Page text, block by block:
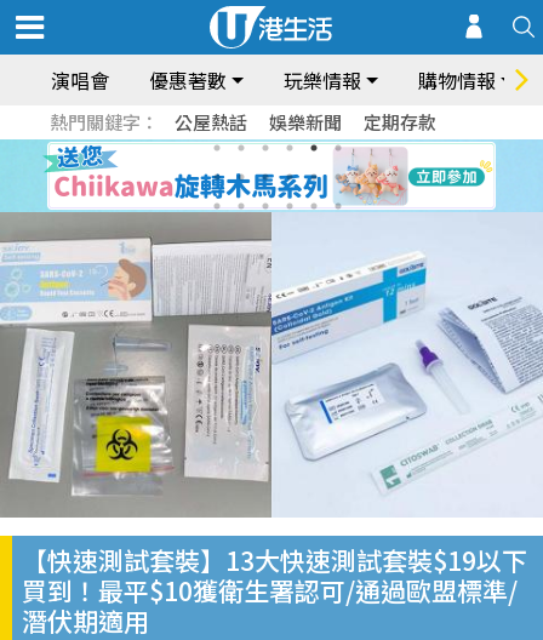
演唱會 優惠著數 玩樂情報 購物情報
熱門關鍵字： 公屋熱話 娛樂新聞 定期存款
【快速測試套裝】13大快速測試套裝$19以下
買到！最平$10獲衛生署認可/通過歐盟標準/
潛伏期適用